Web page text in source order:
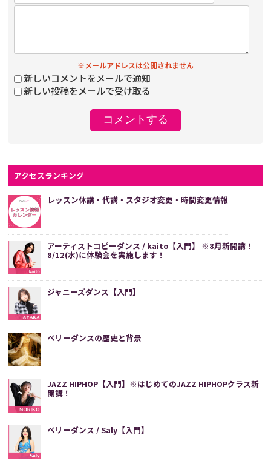
※メールアドレスは公開されません
新しいコメントをメールで通知
新しい投稿をメールで受け取る
アクセスランキング
レッスン休講・代講・スタジオ変更・時間変更情報
アーティストコピーダンス / kaito【入門】 ※8月新開講！
8/12(水)に体験会を実施します！
ジャニーズダンス【入門】
ベリーダンスの歴史と背景
JAZZ HIPHOP【入門】※はじめてのJAZZ HIPHOPクラス新
開講！
ベリーダンス / Saly【入門】